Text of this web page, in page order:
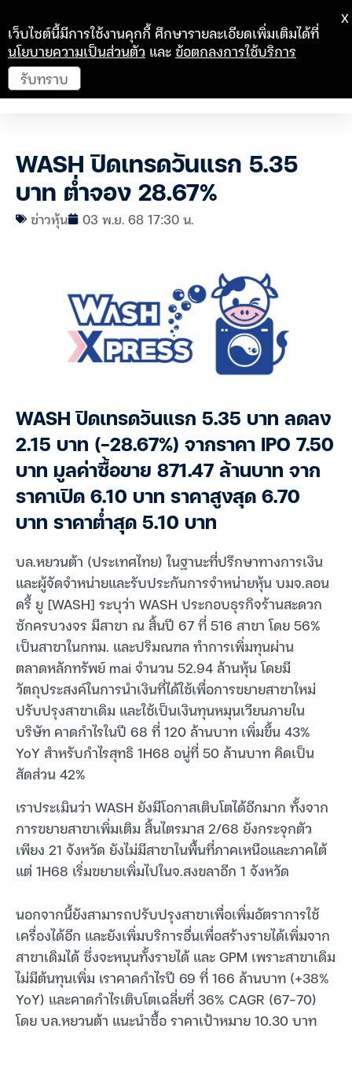
WASH ปิดเทรดวันแรก 5.35
บาท ต่ำจอง 28.67%
ข่าวหุ้น 03 พ.ย. 68 17:30 น.
WASH ปิดเทรดวันแรก 5.35 บาท ลดลง
2.15 บาท (-28.67%) จากราคา IPO 7.50
บาท มูลค่าซื้อขาย 871.47 ล้านบาท จาก
ราคาเปิด 6.10 บาท ราคาสูงสุด 6.70
บาท ราคาต่ำสุด 5.10 บาท
บล.หยวนต้า (ประเทศไทย) ในฐานะที่ปรึกษาทางการเงิน
และผู้จัดจำหน่ายและรับประกันการจำหน่ายหุ้น บมจ.ลอน
ดรี้ ยู [WASH] ระบุว่า WASH ประกอบธุรกิจร้านสะดวก
ซักครบวงจร มีสาขา ณ สิ้นปี 67 ที่ 516 สาขา โดย 56%
เป็นสาขาในกทม. และปริมณฑล ทำการเพิ่มทุนผ่าน
ตลาดหลักทรัพย์ mai จำนวน 52.94 ล้านหุ้น โดยมี
วัตถุประสงค์ในการนำเงินที่ได้ใช้เพื่อการขยายสาขาใหม่
ปรับปรุงสาขาเดิม และใช้เป็นเงินทุนหมุนเวียนภายใน
บริษัท คาดกำไรในปี 68 ที่ 120 ล้านบาท เพิ่มขึ้น 43%
YoY สำหรับกำไรสุทธิ 1H68 อนู่ที่ 50 ล้านบาท คิดเป็น
สัดส่วน 42%
เราประเมินว่า WASH ยังมีโอกาสเติบโตได้อีกมาก ทั้งจาก
การขยายสาขาเพิ่มเติม สิ้นไตรมาส 2/68 ยังกระจุกตัว
เพียง 21 จังหวัด ยังไม่มีสาขาในพื้นที่ภาคเหนือและภาคใต้
แต่ 1H68 เริ่มขยายเพิ่มไปในจ.สงขลาอีก 1 จังหวัด
นอกจากนี้ยังสามารถปรับปรุงสาขาเพื่อเพิ่มอัตราการใช้
เครื่องได้อีก และยังเพิ่มบริการอื่นเพื่อสร้างรายได้เพิ่มจาก
สาขาเดิมได้ ซึ่งจะหนุนทั้งรายได้ และ GPM เพราะสาขาเดิม
ไม่มีต้นทุนเพิ่ม เราคาดกำไรปี 69 ที่ 166 ล้านบาท (+38%
YoY) และคาดกำไรเติบโตเฉลี่ยที่ 36% CAGR (67-70)
โดย บล.หยวนต้า แนะนำซื้อ ราคาเป้าหมาย 10.30 บาท
เว็บไซต์นี้มีการใช้งานคุกกี้ ศึกษารายละเอียดเพิ่มเติมได้ที่
นโยบายความเป็นส่วนตัว และข้อตกลงการใช้บริการ
รับทราบ
X